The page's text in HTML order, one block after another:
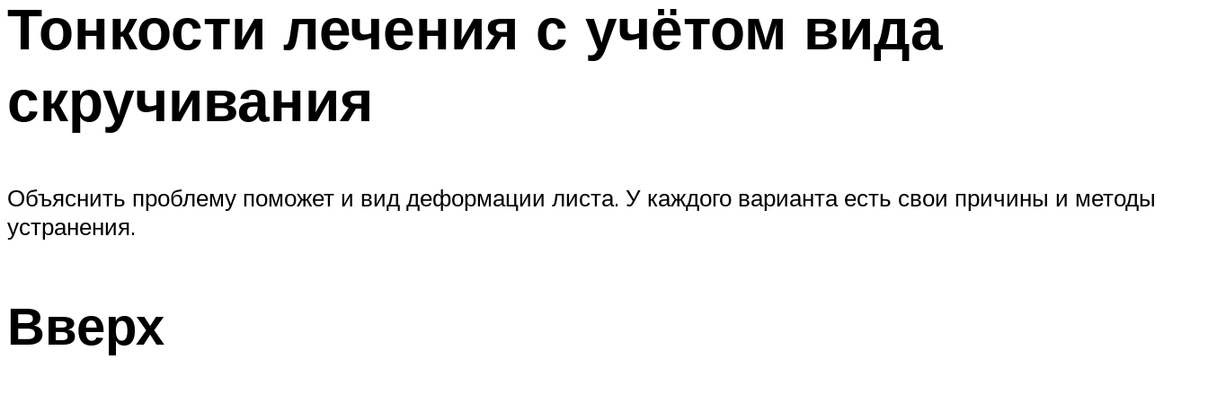
Тонкости лечения с учётом вида
скручивания
Объяснить проблему поможет и вид деформации листа. У каждого варианта есть свои причины и методы
устранения.
Вверх